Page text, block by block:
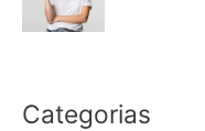
Categorias